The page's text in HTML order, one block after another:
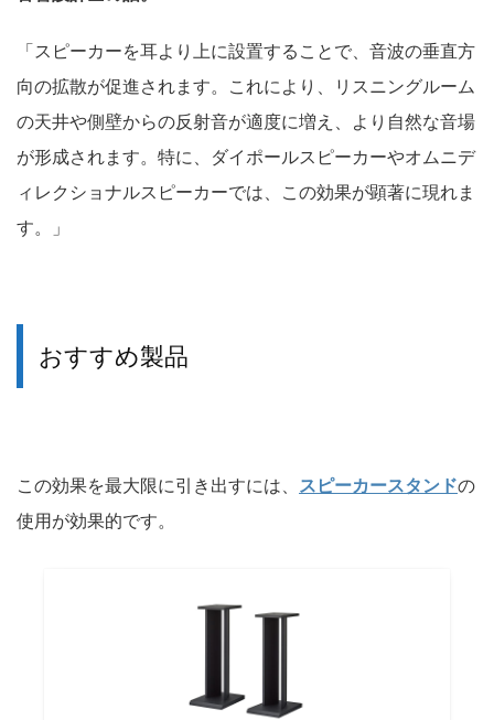
「スピーカーを耳より上に設置することで、音波の垂直方
向の拡散が促進されます。これにより、リスニングルーム
の天井や側壁からの反射音が適度に増え、より自然な音場
が形成されます。特に、ダイポールスピーカーやオムニデ
ィレクショナルスピーカーでは、この効果が顕著に現れま
す。」
おすすめ製品
この効果を最大限に引き出すには、 スピーカースタンドの
使用が効果的です。